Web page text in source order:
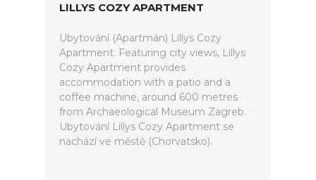
LILLYS COZY APARTMENT
Ubytování (Apartmán) Lillys Cozy
Apartment. Featuring city views, Lillys
Cozy Apartment provides
accommodation with a patio and a
coffee machine, around 600 metres
from Archaeological Museum Zagreb.
Ubytování Lillys Cozy Apartment se
nachází ve městě (Chorvatsko).